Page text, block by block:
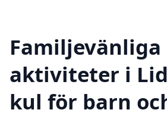
Familjevänliga
aktiviteter i
kul för barn